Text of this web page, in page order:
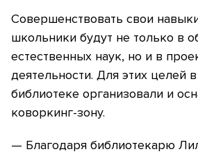
Совершенствовать свои
школьники будут не только в
естественных наук, но и в
деятельности. Для этих целей
библиотеке организовали и
коворкинг-зону.
— Благодаря библиотекарю